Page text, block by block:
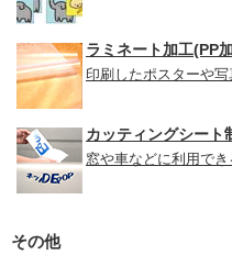
ラミネート加工(PP
印刷したポスターや写
カッティングシート
窓や車などに利用でき
その他